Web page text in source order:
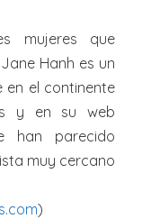
mujeres que
Hanh es un
en el continente
y en su web
han parecido
muy cercano
)